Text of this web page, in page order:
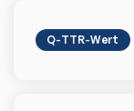
Q-TTR-Wert